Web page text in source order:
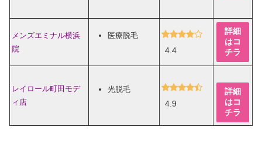
メンズエミナル横浜
院
医療脱毛
4.4
詳細
はコ
チラ
レイロール町田モデ
ィ店
光脱毛
4.9
詳細
はコ
チラ